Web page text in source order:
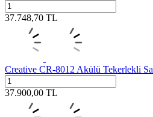
37.748,70 TL
Creative CR-8012 Akülü Tekerlekli
37.900,00 TL